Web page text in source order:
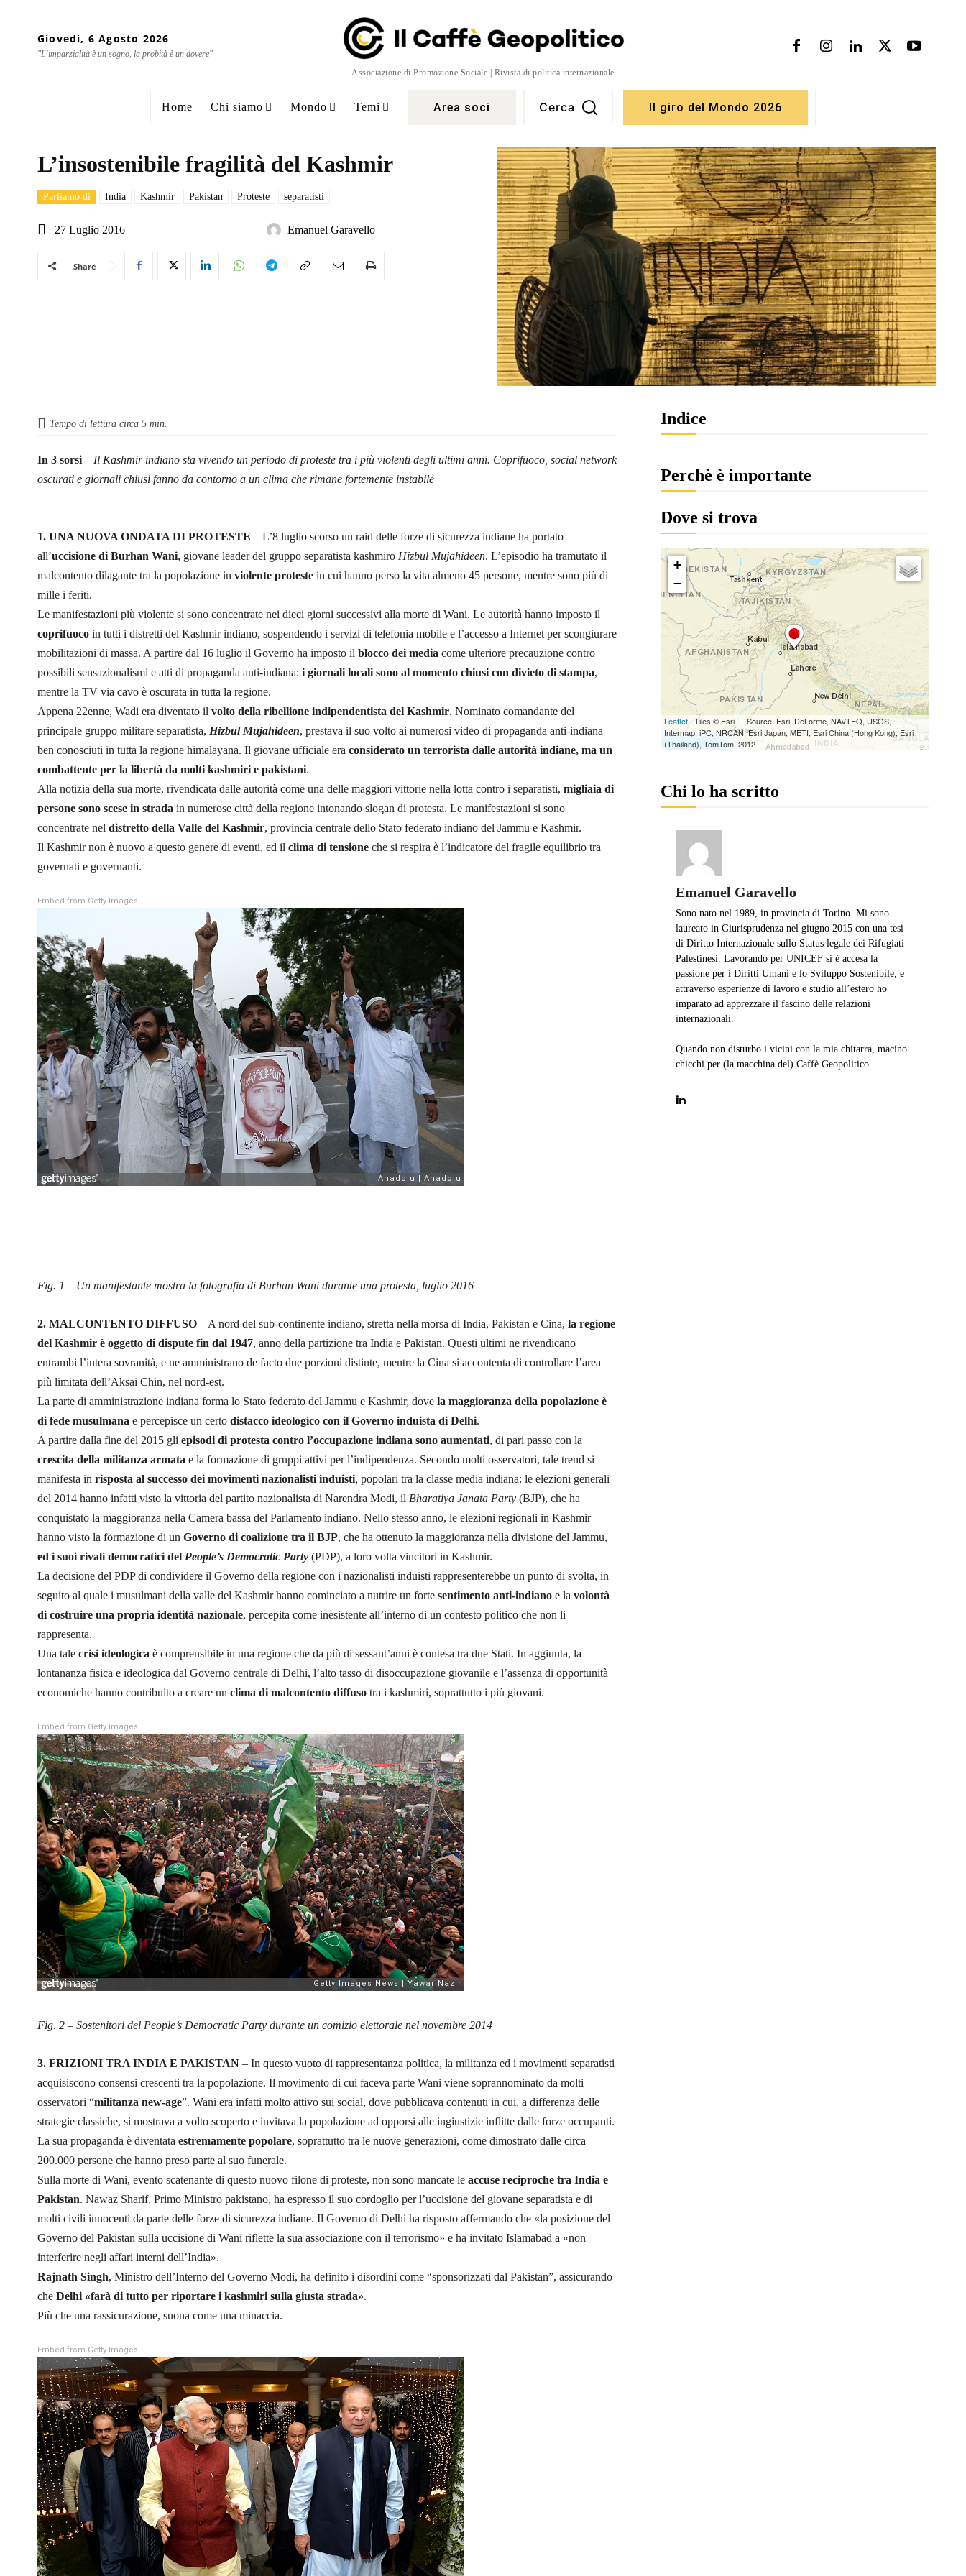
Giovedì, 6 Agosto 2026
"L'imparzialità è un sogno, la probità è un dovere"
Associazione di Promozione Sociale | Rivista di politica internazionale
Home Chi siamo Mondo Temi Area soci Cerca Il giro del Mondo 2026
L’insostenibile fragilità del Kashmir
Parliamo di India Kashmir Pakistan Proteste separatisti
27 Luglio 2016 Emanuel Garavello
Share
Tempo di lettura circa 5 min.
In 3 sorsi – Il Kashmir indiano sta vivendo un periodo di proteste tra i più violenti degli ultimi anni. Coprifuoco, social network
oscurati e giornali chiusi fanno da contorno a un clima che rimane fortemente instabile
1. UNA NUOVA ONDATA DI PROTESTE – L’8 luglio scorso un raid delle forze di sicurezza indiane ha portato
all’uccisione di Burhan Wani, giovane leader del gruppo separatista kashmiro Hizbul Mujahideen. L’episodio ha tramutato il
malcontento dilagante tra la popolazione in violente proteste in cui hanno perso la vita almeno 45 persone, mentre sono più di
mille i feriti.
Le manifestazioni più violente si sono concentrate nei dieci giorni successivi alla morte di Wani. Le autorità hanno imposto il
coprifuoco in tutti i distretti del Kashmir indiano, sospendendo i servizi di telefonia mobile e l’accesso a Internet per scongiurare
mobilitazioni di massa. A partire dal 16 luglio il Governo ha imposto il blocco dei media come ulteriore precauzione contro
possibili sensazionalismi e atti di propaganda anti-indiana: i giornali locali sono al momento chiusi con divieto di stampa,
mentre la TV via cavo è oscurata in tutta la regione.
Appena 22enne, Wadi era diventato il volto della ribellione indipendentista del Kashmir. Nominato comandante del
principale gruppo militare separatista, Hizbul Mujahideen, prestava il suo volto ai numerosi video di propaganda anti-indiana
ben conosciuti in tutta la regione himalayana. Il giovane ufficiale era considerato un terrorista dalle autorità indiane, ma un
combattente per la libertà da molti kashmiri e pakistani.
Alla notizia della sua morte, rivendicata dalle autorità come una delle maggiori vittorie nella lotta contro i separatisti, migliaia di
persone sono scese in strada in numerose città della regione intonando slogan di protesta. Le manifestazioni si sono
concentrate nel distretto della Valle del Kashmir, provincia centrale dello Stato federato indiano del Jammu e Kashmir.
Il Kashmir non è nuovo a questo genere di eventi, ed il clima di tensione che si respira è l’indicatore del fragile equilibrio tra
governati e governanti.
Embed from Getty Images
Fig. 1 – Un manifestante mostra la fotografia di Burhan Wani durante una protesta, luglio 2016
2. MALCONTENTO DIFFUSO – A nord del sub-continente indiano, stretta nella morsa di India, Pakistan e Cina, la regione
del Kashmir è oggetto di dispute fin dal 1947, anno della partizione tra India e Pakistan. Questi ultimi ne rivendicano
entrambi l’intera sovranità, e ne amministrano de facto due porzioni distinte, mentre la Cina si accontenta di controllare l’area
più limitata dell’Aksai Chin, nel nord-est.
La parte di amministrazione indiana forma lo Stato federato del Jammu e Kashmir, dove la maggioranza della popolazione è
di fede musulmana e percepisce un certo distacco ideologico con il Governo induista di Delhi.
A partire dalla fine del 2015 gli episodi di protesta contro l’occupazione indiana sono aumentati, di pari passo con la
crescita della militanza armata e la formazione di gruppi attivi per l’indipendenza. Secondo molti osservatori, tale trend si
manifesta in risposta al successo dei movimenti nazionalisti induisti, popolari tra la classe media indiana: le elezioni generali
del 2014 hanno infatti visto la vittoria del partito nazionalista di Narendra Modi, il Bharatiya Janata Party (BJP), che ha
conquistato la maggioranza nella Camera bassa del Parlamento indiano. Nello stesso anno, le elezioni regionali in Kashmir
hanno visto la formazione di un Governo di coalizione tra il BJP, che ha ottenuto la maggioranza nella divisione del Jammu,
ed i suoi rivali democratici del People’s Democratic Party (PDP), a loro volta vincitori in Kashmir.
La decisione del PDP di condividere il Governo della regione con i nazionalisti induisti rappresenterebbe un punto di svolta, in
seguito al quale i musulmani della valle del Kashmir hanno cominciato a nutrire un forte sentimento anti-indiano e la volontà
di costruire una propria identità nazionale, percepita come inesistente all’interno di un contesto politico che non li
rappresenta.
Una tale crisi ideologica è comprensibile in una regione che da più di sessant’anni è contesa tra due Stati. In aggiunta, la
lontananza fisica e ideologica dal Governo centrale di Delhi, l’alto tasso di disoccupazione giovanile e l’assenza di opportunità
economiche hanno contribuito a creare un clima di malcontento diffuso tra i kashmiri, soprattutto i più giovani.
Embed from Getty Images
Fig. 2 – Sostenitori del People’s Democratic Party durante un comizio elettorale nel novembre 2014
3. FRIZIONI TRA INDIA E PAKISTAN – In questo vuoto di rappresentanza politica, la militanza ed i movimenti separatisti
acquisiscono consensi crescenti tra la popolazione. Il movimento di cui faceva parte Wani viene soprannominato da molti
osservatori “militanza new-age”. Wani era infatti molto attivo sui social, dove pubblicava contenuti in cui, a differenza delle
strategie classiche, si mostrava a volto scoperto e invitava la popolazione ad opporsi alle ingiustizie inflitte dalle forze occupanti.
La sua propaganda è diventata estremamente popolare, soprattutto tra le nuove generazioni, come dimostrato dalle circa
200.000 persone che hanno preso parte al suo funerale.
Sulla morte di Wani, evento scatenante di questo nuovo filone di proteste, non sono mancate le accuse reciproche tra India e
Pakistan. Nawaz Sharif, Primo Ministro pakistano, ha espresso il suo cordoglio per l’uccisione del giovane separatista e di
molti civili innocenti da parte delle forze di sicurezza indiane. Il Governo di Delhi ha risposto affermando che «la posizione del
Governo del Pakistan sulla uccisione di Wani riflette la sua associazione con il terrorismo» e ha invitato Islamabad a «non
interferire negli affari interni dell’India».
Rajnath Singh, Ministro dell’Interno del Governo Modi, ha definito i disordini come “sponsorizzati dal Pakistan”, assicurando
che Delhi «farà di tutto per riportare i kashmiri sulla giusta strada».
Più che una rassicurazione, suona come una minaccia.
Embed from Getty Images
Indice
Perchè è importante
Dove si trova
Chi lo ha scritto
Emanuel Garavello
Sono nato nel 1989, in provincia di Torino. Mi sono
laureato in Giurisprudenza nel giugno 2015 con una tesi
di Diritto Internazionale sullo Status legale dei Rifugiati
Palestinesi. Lavorando per UNICEF si è accesa la
passione per i Diritti Umani e lo Sviluppo Sostenibile, e
attraverso esperienze di lavoro e studio all’estero ho
imparato ad apprezzare il fascino delle relazioni
internazionali.
Quando non disturbo i vicini con la mia chitarra, macino
chicchi per (la macchina del) Caffè Geopolitico.